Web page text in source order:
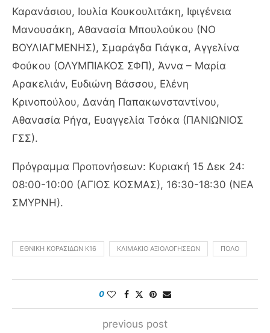
Καρανάσιου, Ιουλία Κουκουλιτάκη, Ιφιγένεια
Μανουσάκη, Αθανασία Μπουλούκου (ΝΟ
ΒΟΥΛΙΑΓΜΕΝΗΣ), Σμαράγδα Γιάγκα, Αγγελίνα
Φούκου (ΟΛΥΜΠΙΑΚΟΣ ΣΦΠ), Άννα – Μαρία
Αρακελιάν, Ευδιώνη Βάσσου, Ελένη
Κρινοπούλου, Δανάη Παπακωνσταντίνου,
Αθανασία Ρήγα, Ευαγγελία Τσόκα (ΠΑΝΙΩΝΙΟΣ
ΓΣΣ).
Πρόγραμμα Προπονήσεων: Κυριακή 15 Δεκ 24:
08:00-10:00 (ΑΓΙΟΣ ΚΟΣΜΑΣ), 16:30-18:30 (ΝΕΑ
ΣΜΥΡΝΗ).
ΕΘΝΙΚΉ ΚΟΡΑΣΊΔΩΝ Κ16 ΚΛΙΜΆΚΙΟ ΑΞΙΟΛΟΓΉΣΕΩΝ ΠΌΛΟ
0
previous post